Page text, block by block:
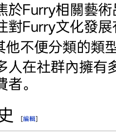
於Furry相關藝
對Furry文化發
他不便分類的類
人在社群內擁有
者。
[編輯]